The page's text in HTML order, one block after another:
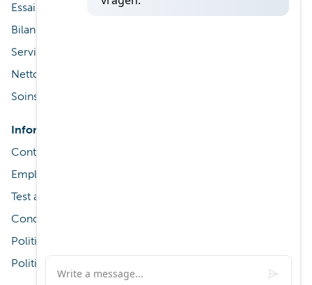
Essai gratuit d’appareils auditifs
Bilan auditif
Service après vente
Nettoyage & entretien
Soins auditifs mobiles
Aerts Centre Auditif
Informations pratiques
Contact
Emplacements
Test auditif en ligne
Conditions générales
Politique de confidentialité
Politique en matière de cookies